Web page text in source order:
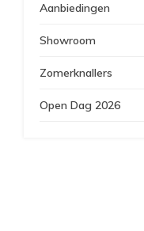
Aanbiedingen
Showroom
Zomerknallers
Open Dag 2026